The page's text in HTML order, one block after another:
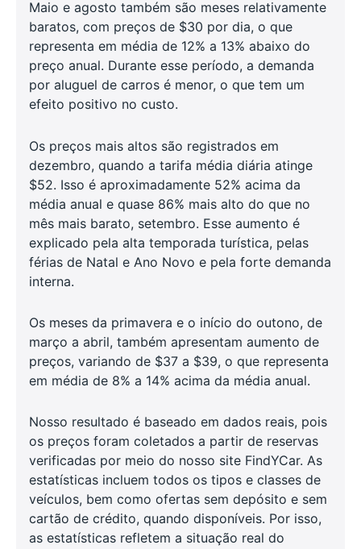
Maio e agosto também são meses relativamente
baratos, com preços de $30 por dia, o que
representa em média de 12% a 13% abaixo do
preço anual. Durante esse período, a demanda
por aluguel de carros é menor, o que tem um
efeito positivo no custo.
Os preços mais altos são registrados em
dezembro, quando a tarifa média diária atinge
$52. Isso é aproximadamente 52% acima da
média anual e quase 86% mais alto do que no
mês mais barato, setembro. Esse aumento é
explicado pela alta temporada turística, pelas
férias de Natal e Ano Novo e pela forte demanda
interna.
Os meses da primavera e o início do outono, de
março a abril, também apresentam aumento de
preços, variando de $37 a $39, o que representa
em média de 8% a 14% acima da média anual.
Nosso resultado é baseado em dados reais, pois
os preços foram coletados a partir de reservas
verificadas por meio do nosso site FindYCar. As
estatísticas incluem todos os tipos e classes de
veículos, bem como ofertas sem depósito e sem
cartão de crédito, quando disponíveis. Por isso,
as estatísticas refletem a situação real do